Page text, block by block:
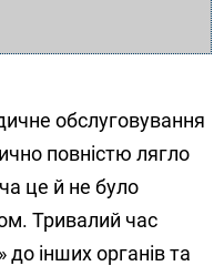
обслуговування
повністю лягло
це й не було
Тривалий час
інших органів та